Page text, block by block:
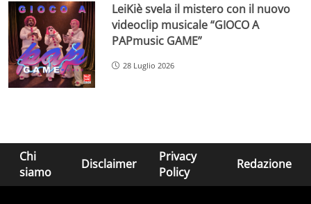
LeiKiè svela il mistero con il nuovo
videoclip musicale “GIOCO A
PAPmusic GAME”
28 Luglio 2026
Chi
siamo
Disclaimer
Privacy
Policy
Redazione